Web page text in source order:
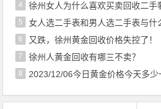
4 徐州女人为什么喜欢买卖回收二手
5 女人选二手表和男人选二手表与什
6 又跌，徐州黄金回收价格失控了！
7 徐州人黄金回收有哪三不卖？
8 2023/12/06今日黄金价格今天多少